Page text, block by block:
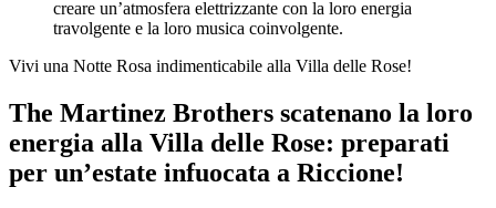
creare un’atmosfera elettrizzante con la loro energia
travolgente e la loro musica coinvolgente.
Vivi una Notte Rosa indimenticabile alla Villa delle Rose!
The Martinez Brothers scatenano la loro
energia alla Villa delle Rose: preparati
per un’estate infuocata a Riccione!